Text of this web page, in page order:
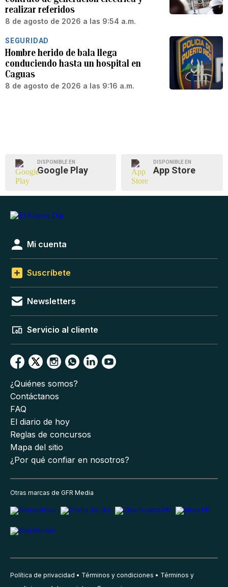
realizar referidos
8 de agosto de 2026 a las 9:54 a.m.
SEGURIDAD
Hombre herido de bala llega
conduciendo hasta un hospital en
Caguas
8 de agosto de 2026 a las 9:16 a.m.
DISPONIBLE EN
Google Play
DISPONIBLE EN
App Store
Mi cuenta
Suscríbete
Newsletters
Servicio al cliente
¿Quiénes somos?
Contáctanos
FAQ
El diario de hoy
Reglas de concursos
Mapa del sitio
¿Por qué confiar en nosotros?
Otras marcas de GFR Media
Política de privacidad Términos y condiciones
Términos y